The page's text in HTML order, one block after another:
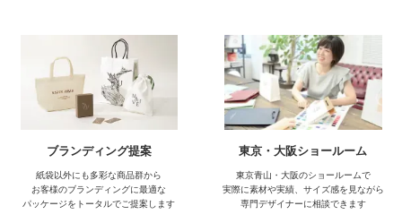
ブランディング提案
紙袋以外にも多彩な商品群から
お客様のブランディングに最適な
パッケージをトータルでご提案します
東京・大阪ショールーム
東京青山・大阪のショールームで
実際に素材や実績、サイズ感を見ながら
専門デザイナーに相談できます